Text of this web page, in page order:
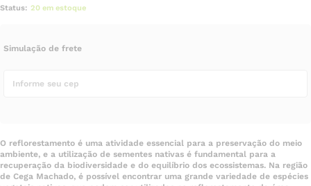
Status: 20 em estoque
Simulação de frete
O reflorestamento é uma atividade essencial para a preservação do meio
ambiente, e a utilização de sementes nativas é fundamental para a
recuperação da biodiversidade e do equilíbrio dos ecossistemas. Na região
de Cega Machado, é possível encontrar uma grande variedade de espécies